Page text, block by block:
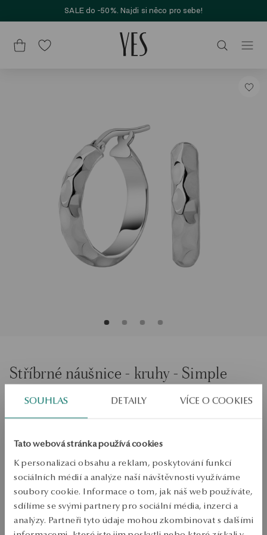
SOUHLAS DETAILY VÍCE O COOKIES
Tato webová stránka používá cookies
K personalizaci obsahu a reklam, poskytování funkcí
sociálních médií a analýze naší návštěvnosti využíváme
soubory cookie. Informace o tom, jak náš web používáte,
sdílíme se svými partnery pro sociální média, inzerci a
analýzy. Partneři tyto údaje mohou zkombinovat s dalšími
SALE do -50%. Najdi si něco pro sebe!
Stříbrné náušnice - kruhy - Simple
Ověřte si dostupnost na prodejně
Odeslání:1pracovní dny
Doprava zdarma od 1700 Kč
Bezplatné vrácení až do 100 dnů v YES Clubu
PODROBNOSTI